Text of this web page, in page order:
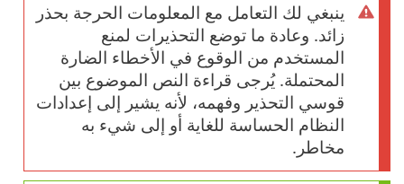
ينبغي لك التعامل مع المعلومات الحرجة بحذر
زائد. وعادة ما توضع التحذيرات لمنع
المستخدم من الوقوع في الأخطاء الضارة
المحتملة. يُرجى قراءة النص الموضوع بين
قوسي التحذير وفهمه، لأنه يشير إلى إعدادات
النظام الحساسة للغاية أو إلى شيء به
مخاطر.